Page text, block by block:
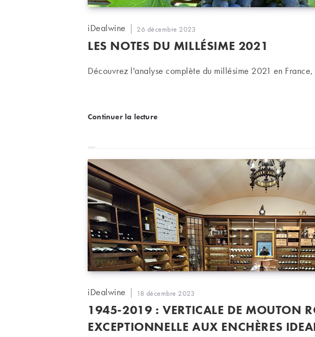
Auteur/autrice
la
iDealwine
Publication
26 décembre 2023
LES NOTES DU MILLÉSIME 2021
Découvrez l'analyse complète du millésime 2021 en
Continuer la lectureLes notes du millésime 2021
Auteur/autrice
publication :
iDealwine
Publication
18 décembre 2023
1945-2019 : VERTICALE DE MOUTON
EXCEPTIONNELLE AUX ENCHÈRES